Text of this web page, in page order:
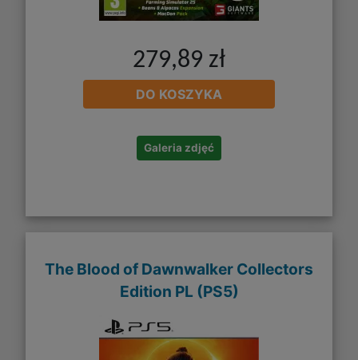
279,89 zł
DO KOSZYKA
Galeria zdjęć
The Blood of Dawnwalker​ Collectors
Edition PL (PS5)